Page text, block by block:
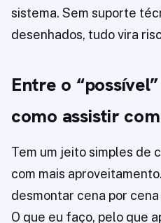
sistema. Sem suporte
desenhados, tudo vira
Entre o
como assistir
Tem um jeito simples de
com mais
desmontar cena por
O que eu faço, pelo que